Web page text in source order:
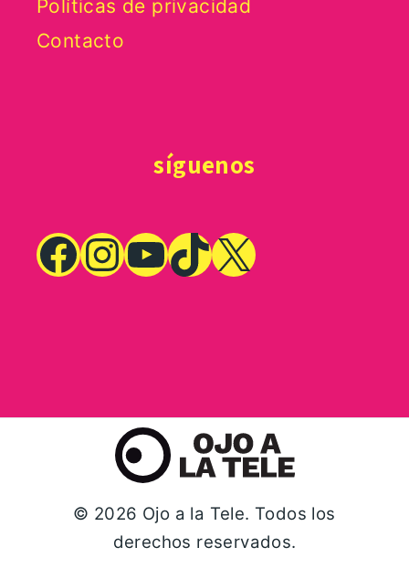
Políticas de privacidad
Contacto
síguenos
© 2026 Ojo a la Tele. Todos los
derechos reservados.